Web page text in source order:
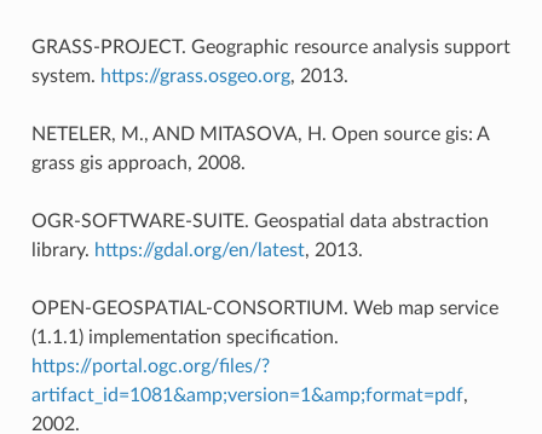
GRASS-PROJECT. Geographic resource analysis support
system. https://grass.osgeo.org, 2013.
NETELER, M., AND MITASOVA, H. Open source gis: A
grass gis approach, 2008.
OGR-SOFTWARE-SUITE. Geospatial data abstraction
library. https://gdal.org/en/latest, 2013.
OPEN-GEOSPATIAL-CONSORTIUM. Web map service
(1.1.1) implementation specification.
https://portal.ogc.org/files/?
artifact_id=1081&amp;version=1&amp;format=pdf,
2002.